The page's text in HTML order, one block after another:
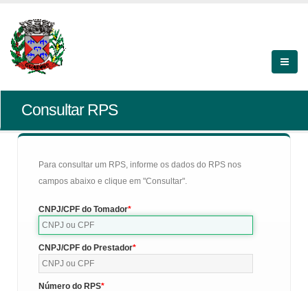
Consultar RPS
Para consultar um RPS, informe os dados do RPS nos
campos abaixo e clique em "Consultar".
CNPJ/CPF do Tomador
CNPJ/CPF do Prestador
Número do RPS